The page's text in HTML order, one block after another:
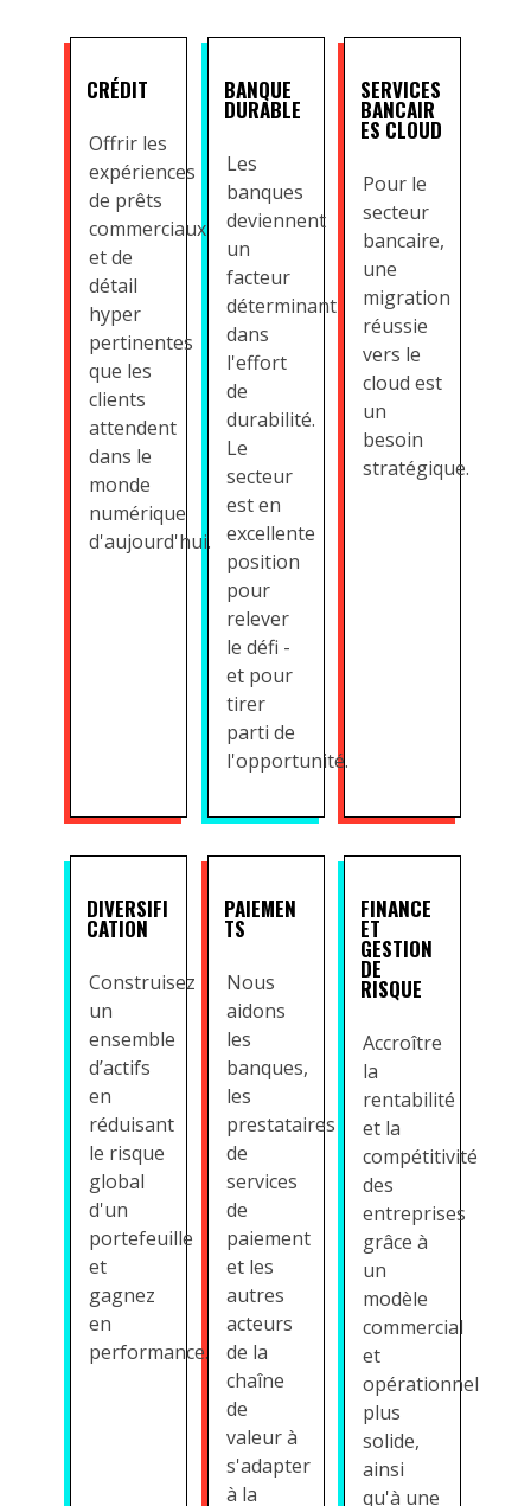
CRÉDIT
Offrir les
expériences
de prêts
commerciaux
et de
détail
hyper
pertinentes
que les
clients
attendent
dans le
monde
numérique
d'aujourd'hui.
BANQUE
DURABLE
Les
banques
deviennent
un
facteur
déterminant
dans
l'effort
de
durabilité.
Le
secteur
est en
excellente
position
pour
relever
le défi -
et pour
tirer
parti de
l'opportunité.
SERVICES
BANCAIR
ES CLOUD
Pour le
secteur
bancaire,
une
migration
réussie
vers le
cloud est
un
besoin
stratégique.
DIVERSIFI
CATION
Construisez
un
ensemble
d’actifs
en
réduisant
le risque
global
d'un
portefeuille
et
gagnez
en
performance.
PAIEMEN
TS
Nous
aidons
les
banques,
les
prestataires
de
services
de
paiement
et les
autres
acteurs
de la
chaîne
de
valeur à
s'adapter
à la
FINANCE
ET
GESTION
DE
RISQUE
Accroître
la
rentabilité
et la
compétitivité
des
entreprises
grâce à
un
modèle
commercial
et
opérationnel
plus
solide,
ainsi
qu'à une